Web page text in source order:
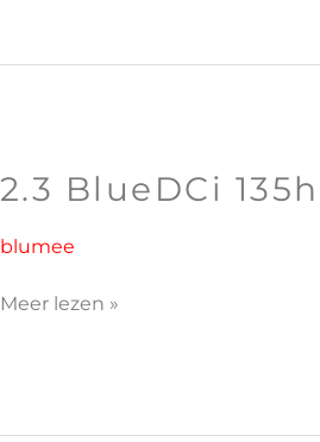
2.3 BlueDCi
blumee
2.3
135hp
Meer lezen »